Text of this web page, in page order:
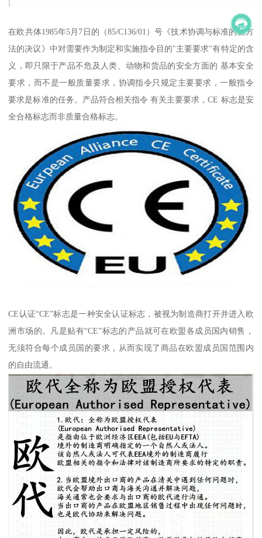
在欧共体1985年5月7日的（85/C136/01）号《技术协调与标准的新方
法的决议》中对需要作为制定和实施指令目的"主要要求"有特定的含
义，即只限于产品不危及人类、动物和货品的安全方面的 基本安全
要求，而不是一般质量要求，协调指令只规定主要要求，一般指令
要求是标准的任务。产品符合相关指令 有关主要要求，CE 标志是安
全合格标志而非质量合格标志。
CE认证“CE”标志是一种安全认证标志，被视为制造商打开并进入欧
洲市场的。凡是贴有“CE”标志的产品就可在欧盟各成员国内销售，
无须符合每个成员国的要求，从而实现了商品在欧盟成员国范围内
的自由流通。